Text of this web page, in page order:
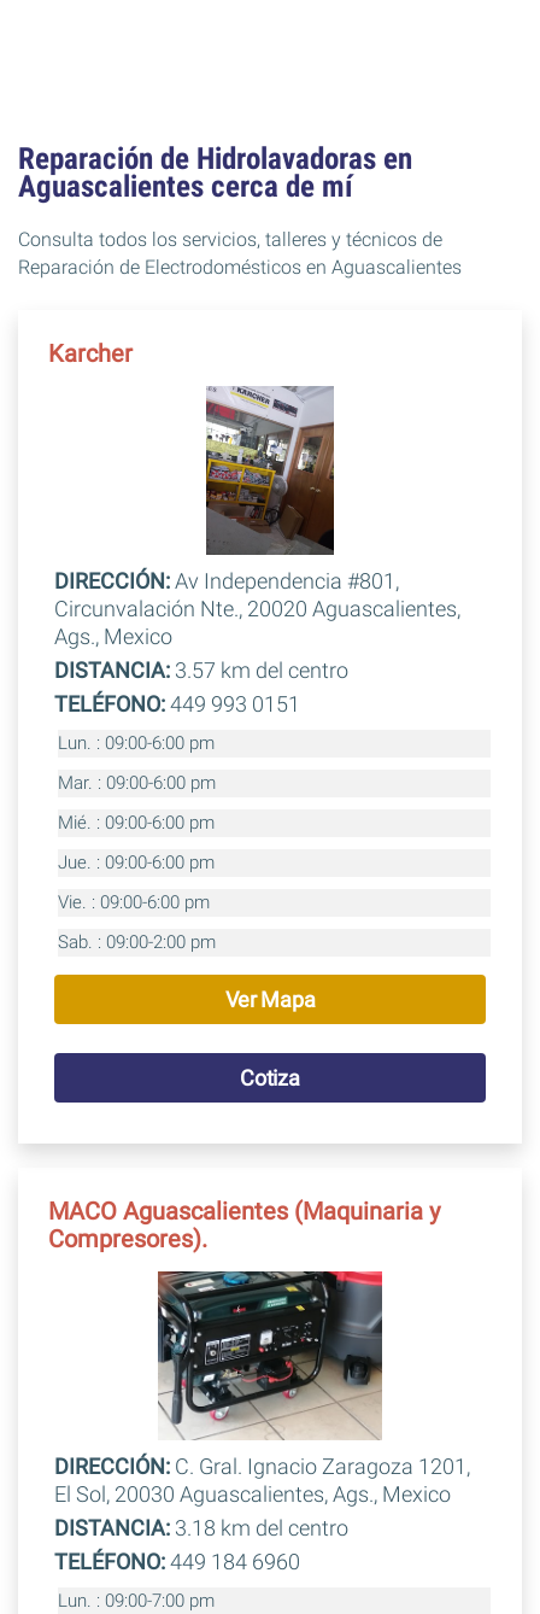
Reparación de Hidrolavadoras en
Aguascalientes cerca de mí
Consulta todos los servicios, talleres y técnicos de
Reparación de Electrodomésticos en Aguascalientes
Karcher
DIRECCIÓN:Av Independencia #801,
Circunvalación Nte., 20020 Aguascalientes,
Ags., Mexico
DISTANCIA:3.57 km del centro
TELÉFONO:449 993 0151
Lun. : 09:00-6:00 pm
Mar. : 09:00-6:00 pm
Mié. : 09:00-6:00 pm
Jue. : 09:00-6:00 pm
Vie. : 09:00-6:00 pm
Sab. : 09:00-2:00 pm
Ver Mapa
Cotiza
MACO Aguascalientes (Maquinaria y
Compresores).
DIRECCIÓN:C. Gral. Ignacio Zaragoza 1201,
El Sol, 20030 Aguascalientes, Ags., Mexico
DISTANCIA:3.18 km del centro
TELÉFONO:449 184 6960
Lun. : 09:00-7:00 pm